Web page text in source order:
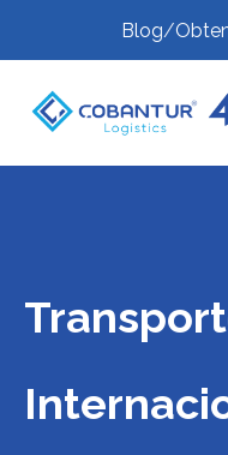
Blog/